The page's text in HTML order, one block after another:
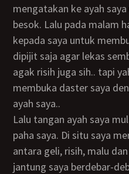
mengatakan ke ayah
besok. Lalu pada malam
kepada saya untuk
dipijit saja agar lekas
agak risih juga sih.. tapi
membuka daster saya
ayah saya..
Lalu tangan ayah saya mulai merayap ke arah pangkal
paha saya. Di situ saya
antara geli, risih, malu
jantung saya berdebar-